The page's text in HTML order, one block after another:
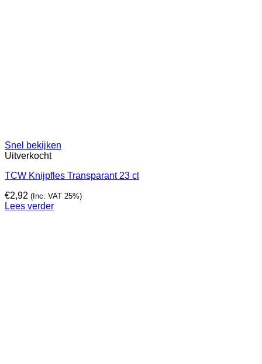
Snel bekijken
Uitverkocht
TCW Knijpfles Transparant 23 cl
€2,92 (Inc. VAT 25%)
Lees verder